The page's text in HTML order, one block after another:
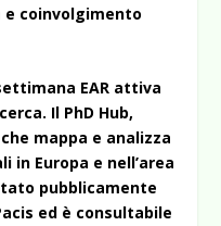
coinvolgimento
EAR attiva
Il PhD Hub,
mappa e analizza
Europa e nell’area
pubblicamente
ed è consultabile